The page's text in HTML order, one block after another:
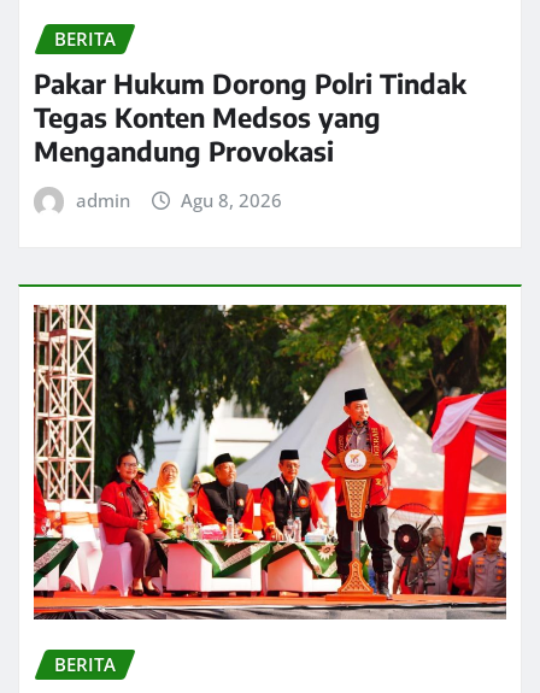
BERITA
Pakar Hukum Dorong Polri Tindak
Tegas Konten Medsos yang
Mengandung Provokasi
admin Agu 8, 2026
BERITA